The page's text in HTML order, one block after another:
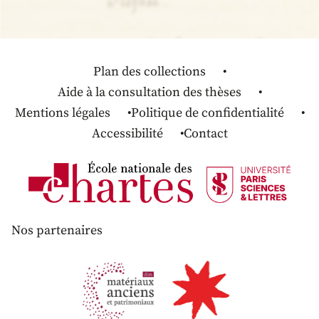
Plan des collections
Aide à la consultation des thèses
Mentions légales
Politique de confidentialité
Accessibilité
Contact
Nos partenaires